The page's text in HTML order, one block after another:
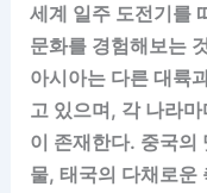
세계 일주 도전기를
문화를 경험해보는
아시아는 다른 대륙
고 있으며, 각 나라
이 존재한다. 중국의
물, 태국의 다채로운